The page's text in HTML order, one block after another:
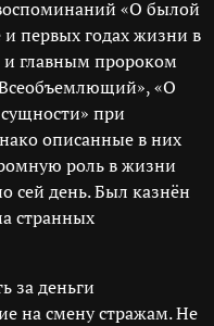
«О былой
и первых годах жизни в
и главным пророком
«О
при
описанные в них
роль в жизни
сей день. Был казнён
странных
за деньги
на смену стражам. Не